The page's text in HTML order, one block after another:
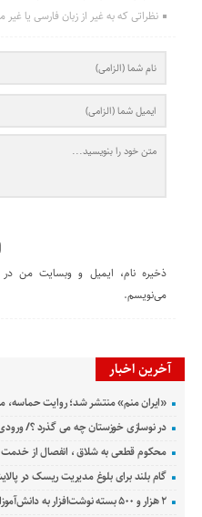
نظراتی که به غیر از زبان فارسی یا
ذخیره نام، ایمیل و وبسایت من در
می‌نویسم.
آخرین اخبار
«ایران منم» منتشر شد؛ روایت
در نوسازی خوزستان چه می گذرد ؟/
محکوم قطعی به شلاق ، انفصال از خدمت
گام بلند برای بلوغ مدیریت ریسک در
۲ هزار و ۵۰۰ بسته نوشت‌افزار به دانش‌آموزان خوزستان رسید